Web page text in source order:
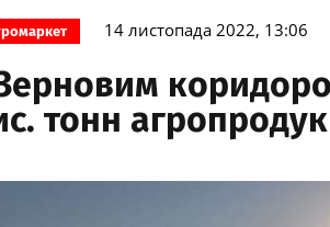
14 листопада 2022, 13:06
тонн